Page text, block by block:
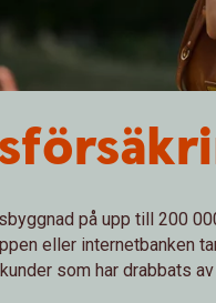
på upp till 200
eller internetbanken
som har drabbats